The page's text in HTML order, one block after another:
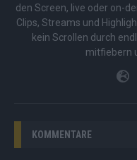
den Screen, live oder on-
Clips, Streams und
kein Scrollen durch
mitfiebern
KOMMENTARE